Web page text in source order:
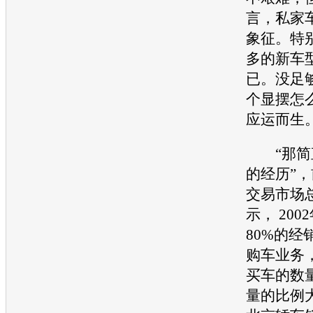
言，私家
象征。特
多的新车
已。没足
个显摆怎
应运而生
“那简
的经历”
交易市场
示，
80%的经
购车业务
买车的数
量的比例